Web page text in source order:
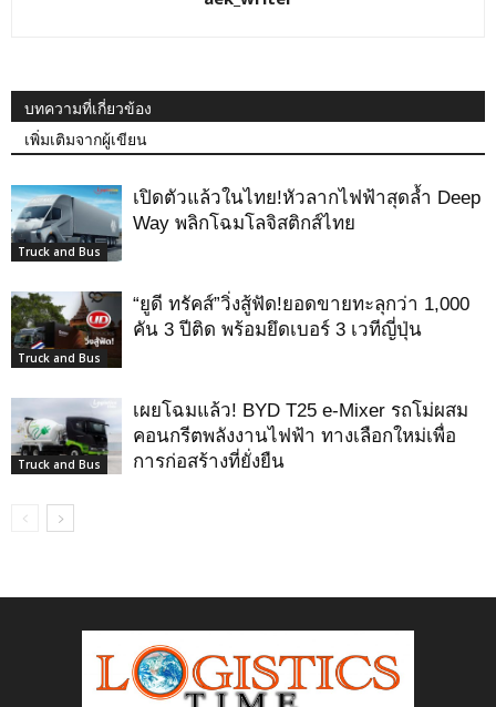
บทความที่เกี่ยวข้อง
เพิ่มเติมจากผู้เขียน
Truck and Bus
เปิดตัวแล้วในไทย!หัวลากไฟฟ้าสุดล้ำ Deep
Way พลิกโฉมโลจิสติกส์ไทย
Truck and Bus
“ยูดี ทรัคส์”วิ่งสู้ฟัด!ยอดขายทะลุกว่า 1,000
คัน 3 ปีติด พร้อมยึดเบอร์ 3 เวทีญี่ปุ่น
Truck and Bus
เผยโฉมแล้ว! BYD T25 e-Mixer รถโม่ผสม
คอนกรีตพลังงานไฟฟ้า ทางเลือกใหม่เพื่อ
การก่อสร้างที่ยั่งยืน